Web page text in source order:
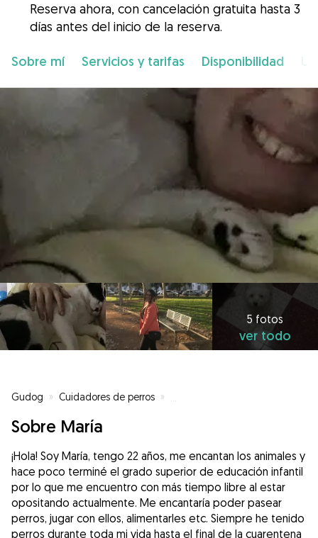
Reserva ahora, con cancelación gratuita hasta 3
días antes del inicio de la reserva.
Sobre mí Servicios y tarifas Disponibilidad
5 fotos
ver todo
Gudog » Cuidadores de perros »
Sobre María
¡Hola! Soy María, tengo 22 años, me encantan los animales y
hace poco terminé el grado superior de educación infantil
por lo que me encuentro con más tiempo libre al estar
opositando actualmente. Me encantaría poder pasear
perros, jugar con ellos, alimentarles etc. Siempre he tenido
perros durante toda mi vida hasta el final de la cuarentena